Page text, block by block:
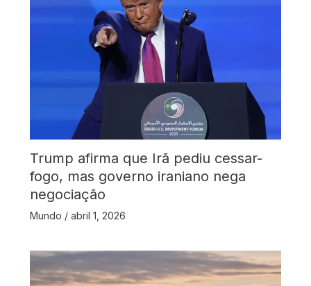
Trump afirma que Irã pediu cessar-
fogo, mas governo iraniano nega
negociação
Mundo / abril 1, 2026